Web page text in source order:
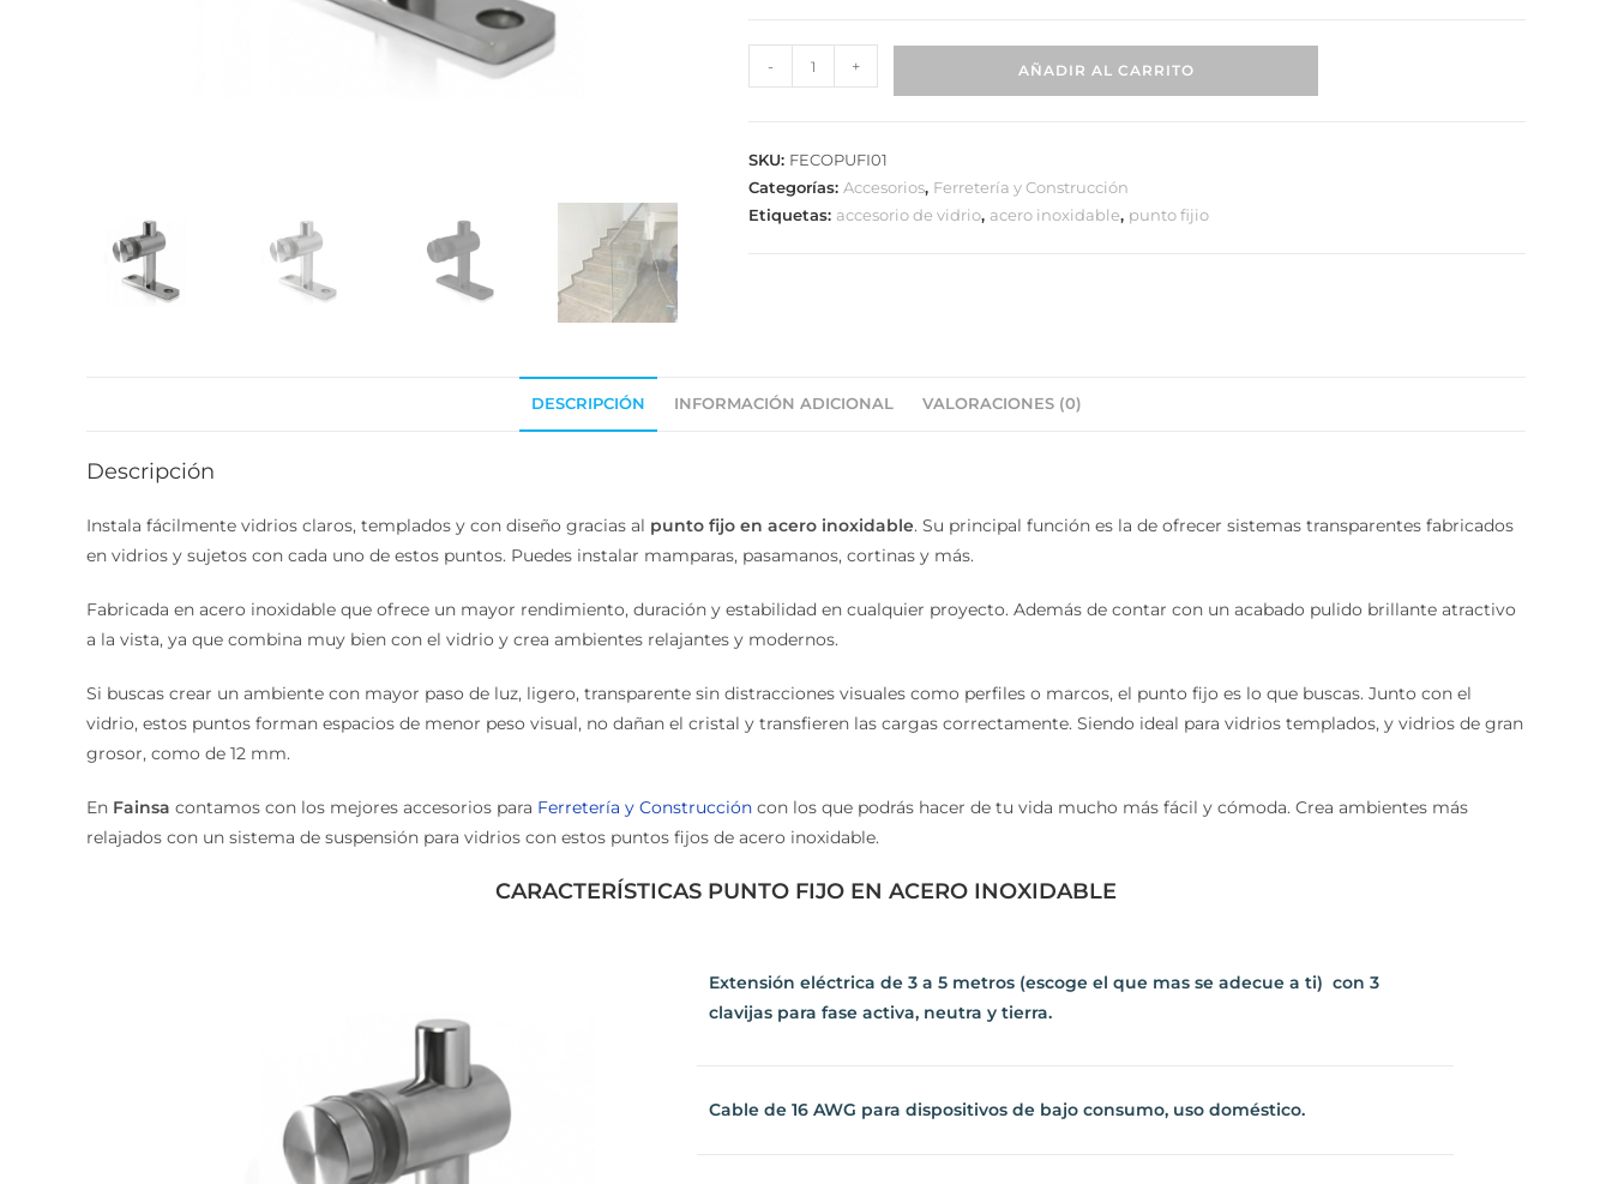
AÑADIR AL CARRITO
SKU:FECOPUFI01
Categorías:Accesorios,Ferretería y Construcción
Etiquetas:accesorio de vidrio,acero inoxidable,punto fijio
DESCRIPCIÓN INFORMACIÓN ADICIONAL VALORACIONES (0)
Descripción
Instala fácilmente vidrios claros, templados y con diseño gracias alpunto fijo en acero inoxidable. Su principal función es la de ofrecer sistemas transparentes fabricados
en vidrios y sujetos con cada uno de estos puntos. Puedes instalar mamparas, pasamanos, cortinas y más.
Fabricada en acero inoxidable que ofrece un mayor rendimiento, duración y estabilidad en cualquier proyecto. Además de contar con un acabado pulido brillante atractivo
a la vista, ya que combina muy bien con el vidrio y crea ambientes relajantes y modernos.
Si buscas crear un ambiente con mayor paso de luz, ligero, transparente sin distracciones visuales como perfiles o marcos, el punto fijo es lo que buscas. Junto con el
vidrio, estos puntos forman espacios de menor peso visual, no dañan el cristal y transfieren las cargas correctamente. Siendo ideal para vidrios templados, y vidrios de
gran grosor, como de 12 mm.
EnFainsacontamos con los mejores accesorios paraFerretería y Construccióncon los que podrás hacer de tu vida mucho más fácil y cómoda. Crea ambientes más
relajados con un sistema de suspensión para vidrios con estos puntos fijos de acero inoxidable.
CARACTERÍSTICAS PUNTO FIJO EN ACERO INOXIDABLE
Extensión eléctrica de 3 a 5 metros (escoge el que mas se adecue a ti) con 3
clavijas para fase activa, neutra y tierra.
Cable de 16 AWG para dispositivos de bajo consumo, uso doméstico.